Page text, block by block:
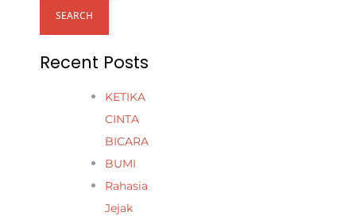
SEARCH
Recent Posts
KETIKA
CINTA
BICARA
BUMI
Rahasia
Jejak